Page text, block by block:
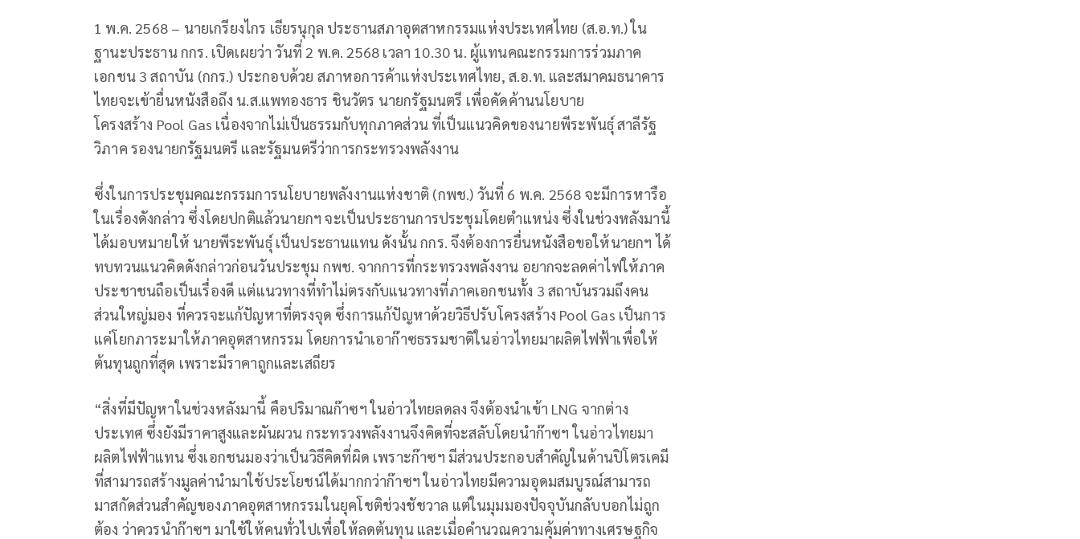
1 พ.ค. 2568 – นายเกรียงไกร เธียรนุกุล ประธานสภาอุตสาหกรรมแห่งประเทศไทย (ส.อ.ท.) ใน
ฐานะประธาน กกร. เปิดเผยว่า วันที่ 2 พ.ค. 2568 เวลา 10.30 น. ผู้แทนคณะกรรมการร่วมภาค
เอกชน 3 สถาบัน (กกร.) ประกอบด้วย สภาหอการค้าแห่งประเทศไทย, ส.อ.ท. และสมาคมธนาคาร
ไทยจะเข้ายื่นหนังสือถึง น.ส.แพทองธาร ชินวัตร นายกรัฐมนตรี เพื่อคัดค้านนโยบาย
โครงสร้าง Pool Gas เนื่องจากไม่เป็นธรรมกับทุกภาคส่วน ที่เป็นแนวคิดของนายพีระพันธุ์ สาลีรัฐ
วิภาค รองนายกรัฐมนตรี และรัฐมนตรีว่าการกระทรวงพลังงาน
ซึ่งในการประชุมคณะกรรมการนโยบายพลังงานแห่งชาติ (กพช.) วันที่ 6 พ.ค. 2568 จะมีการหารือ
ในเรื่องดังกล่าว ซึ่งโดยปกติแล้วนายกฯ จะเป็นประธานการประชุมโดยตำแหน่ง ซึ่งในช่วงหลังมานี้
ได้มอบหมายให้ นายพีระพันธุ์ เป็นประธานแทน ดังนั้น กกร. จึงต้องการยื่นหนังสือขอให้นายกฯ ได้
ทบทวนแนวคิดดังกล่าวก่อนวันประชุม กพช. จากการที่กระทรวงพลังงาน อยากจะลดค่าไฟให้ภาค
ประชาชนถือเป็นเรื่องดี แต่แนวทางที่ทำไม่ตรงกับแนวทางที่ภาคเอกชนทั้ง 3 สถาบันรวมถึงคน
ส่วนใหญ่มอง ที่ควรจะแก้ปัญหาที่ตรงจุด ซึ่งการแก้ปัญหาด้วยวิธีปรับโครงสร้าง Pool Gas เป็นการ
แค่โยกภาระมาให้ภาคอุตสาหกรรม โดยการนำเอาก๊าซธรรมชาติในอ่าวไทยมาผลิตไฟฟ้าเพื่อให้
ต้นทุนถูกที่สุด เพราะมีราคาถูกและเสถียร
“สิ่งที่มีปัญหาในช่วงหลังมานี้ คือปริมาณก๊าซฯ ในอ่าวไทยลดลง จึงต้องนำเข้า LNG จากต่าง
ประเทศ ซึ่งยังมีราคาสูงและผันผวน กระทรวงพลังงานจึงคิดที่จะสลับโดยนำก๊าซฯ ในอ่าวไทยมา
ผลิตไฟฟ้าแทน ซึ่งเอกชนมองว่าเป็นวิธีคิดที่ผิด เพราะก๊าซฯ มีส่วนประกอบสำคัญในด้านปิโตรเคมี
ที่สามารถสร้างมูลค่านำมาใช้ประโยชน์ได้มากกว่าก๊าซฯ ในอ่าวไทยมีความอุดมสมบูรณ์สามารถ
มาสกัดส่วนสำคัญของภาคอุตสาหกรรมในยุคโชติช่วงชัชวาล แต่ในมุมมองปัจจุบันกลับบอกไม่ถูก
ต้อง ว่าควรนำก๊าซฯ มาใช้ให้คนทั่วไปเพื่อให้ลดต้นทุน และเมื่อคำนวณความคุ้มค่าทางเศรษฐกิจ